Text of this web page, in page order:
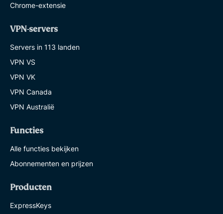
Chrome-extensie
VPN-servers
Servers in 113 landen
VPN VS
VPN VK
VPN Canada
VPN Australië
Functies
Alle functies bekijken
Abonnementen en prijzen
Producten
ExpressKeys